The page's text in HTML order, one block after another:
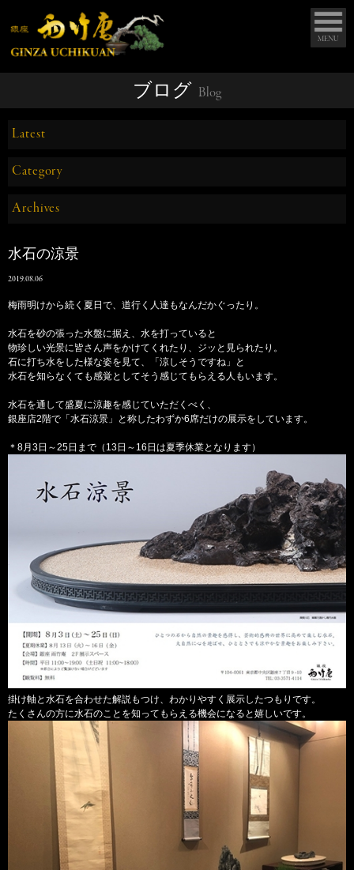
MENU
ブログ Blog
Latest
Category
Archives
水石の涼景
2019.08.06
梅雨明けから続く夏日で、道行く人達もなんだかぐったり。
水石を砂の張った水盤に据え、水を打っていると
物珍しい光景に皆さん声をかけてくれたり、ジッと見られたり。
石に打ち水をした様な姿を見て、「涼しそうですね」と
水石を知らなくても感覚としてそう感じてもらえる人もいます。
水石を通して盛夏に涼趣を感じていただくべく、
銀座店2階で「水石涼景」と称したわずか6席だけの展示をしています。
＊8月3日～25日まで（13日～16日は夏季休業となります）
掛け軸と水石を合わせた解説もつけ、わかりやすく展示したつもりです。
たくさんの方に水石のことを知ってもらえる機会になると嬉しいです。